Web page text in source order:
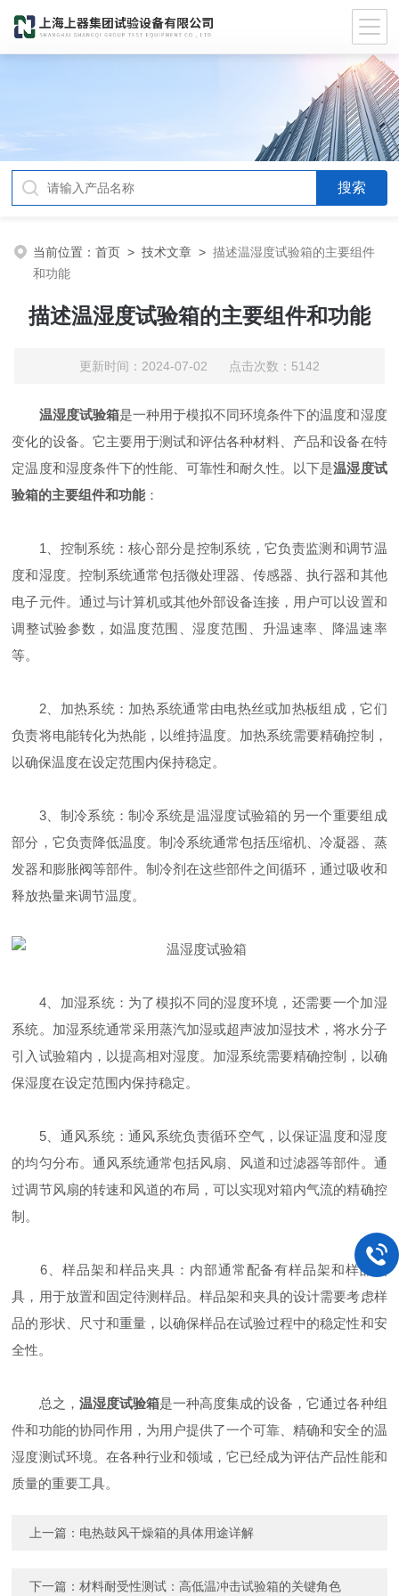
当前位置：首页 >技术文章 >描述温湿度试验箱的主要组件
和功能
描述温湿度试验箱的主要组件和功能
更新时间：2024-07-02 点击次数：5142
温湿度试验箱是一种用于模拟不同环境条件下的温度和湿度
变化的设备。它主要用于测试和评估各种材料、产品和设备在特
定温度和湿度条件下的性能、可靠性和耐久性。以下是温湿度试
验箱的主要组件和功能：
1、控制系统：核心部分是控制系统，它负责监测和调节温
度和湿度。控制系统通常包括微处理器、传感器、执行器和其他
电子元件。通过与计算机或其他外部设备连接，用户可以设置和
调整试验参数，如温度范围、湿度范围、升温速率、降温速率
等。
2、加热系统：加热系统通常由电热丝或加热板组成，它们
负责将电能转化为热能，以维持温度。加热系统需要精确控制，
以确保温度在设定范围内保持稳定。
3、制冷系统：制冷系统是温湿度试验箱的另一个重要组成
部分，它负责降低温度。制冷系统通常包括压缩机、冷凝器、蒸
发器和膨胀阀等部件。制冷剂在这些部件之间循环，通过吸收和
释放热量来调节温度。
4、加湿系统：为了模拟不同的湿度环境，还需要一个加湿
系统。加湿系统通常采用蒸汽加湿或超声波加湿技术，将水分子
引入试验箱内，以提高相对湿度。加湿系统需要精确控制，以确
保湿度在设定范围内保持稳定。
5、通风系统：通风系统负责循环空气，以保证温度和湿度
的均匀分布。通风系统通常包括风扇、风道和过滤器等部件。通
过调节风扇的转速和风道的布局，可以实现对箱内气流的精确控
制。
6、样品架和样品夹具：内部通常配备有样品架和样品夹
具，用于放置和固定待测样品。样品架和夹具的设计需要考虑样
品的形状、尺寸和重量，以确保样品在试验过程中的稳定性和安
全性。
总之， 温湿度试验箱是一种高度集成的设备，它通过各种组
件和功能的协同作用，为用户提供了一个可靠、精确和安全的温
湿度测试环境。在各种行业和领域，它已经成为评估产品性能和
质量的重要工具。
上一篇： 电热鼓风干燥箱的具体用途详解
下一篇：材料耐受性测试：高低温冲击试验箱的关键角色